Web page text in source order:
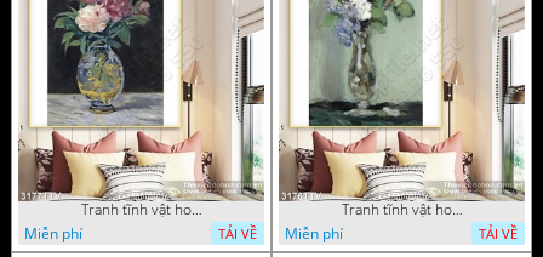
Tranh tĩnh vật hoa quả sơn dầu nghệ thuật
Miễn phí
TẢI VỀ
Tranh tĩnh vật hoa quả sơn dầu trang trí tường
Miễn phí
TẢI VỀ